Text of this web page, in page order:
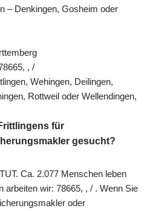
– Denkingen, Gosheim oder
, /
Wehingen, Deilingen,
Rottweil oder Wellendingen,
für
gesucht?
Ca. 2.077 Menschen leben
arbeiten wir: 78665, , / . Wenn Sie
oder